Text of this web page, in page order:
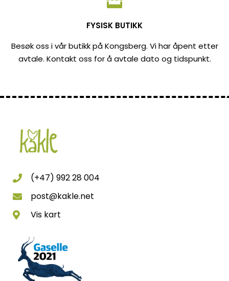
FYSISK BUTIKK
Besøk oss i vår butikk på Kongsberg. Vi har åpent etter
avtale. Kontakt oss for å avtale dato og tidspunkt.
(+47) 992 28 004
post@kakle.net
Vis kart